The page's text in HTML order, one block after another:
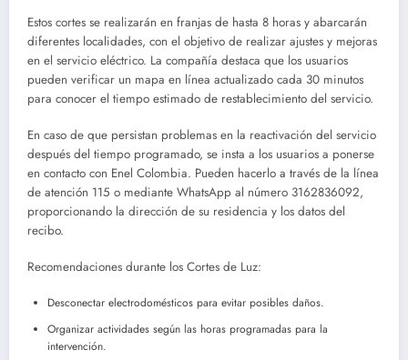
Estos cortes se realizarán en franjas de hasta 8 horas y abarcarán
diferentes localidades, con el objetivo de realizar ajustes y mejoras
en el servicio eléctrico. La compañía destaca que los usuarios
pueden verificar un mapa en línea actualizado cada 30 minutos
para conocer el tiempo estimado de restablecimiento del servicio.
En caso de que persistan problemas en la reactivación del servicio
después del tiempo programado, se insta a los usuarios a ponerse
en contacto con Enel Colombia. Pueden hacerlo a través de la línea
de atención 115 o mediante WhatsApp al número 3162836092,
proporcionando la dirección de su residencia y los datos del
recibo.
Recomendaciones durante los Cortes de Luz:
Desconectar electrodomésticos para evitar posibles daños.
Organizar actividades según las horas programadas para la
intervención.